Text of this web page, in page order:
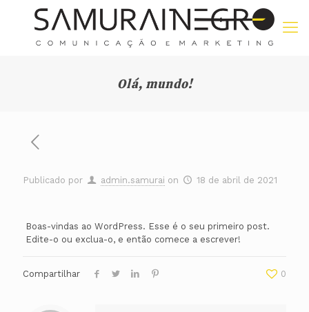
Olá, mundo!
Publicado por admin.samurai on 18 de abril de 2021
Boas-vindas ao WordPress. Esse é o seu primeiro post.
Edite-o ou exclua-o, e então comece a escrever!
Compartilhar 0